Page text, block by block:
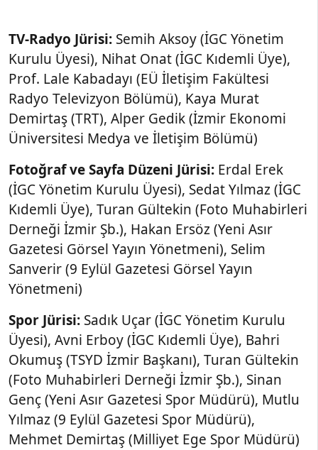
TV-Radyo Jürisi: Semih Aksoy (İGC Yönetim
Kurulu Üyesi), Nihat Onat (İGC Kıdemli Üye),
Prof. Lale Kabadayı (EÜ İletişim Fakültesi
Radyo Televizyon Bölümü), Kaya Murat
Demirtaş (TRT), Alper Gedik (İzmir Ekonomi
Üniversitesi Medya ve İletişim Bölümü)
Fotoğraf ve Sayfa Düzeni Jürisi: Erdal Erek
(İGC Yönetim Kurulu Üyesi), Sedat Yılmaz (İGC
Kıdemli Üye), Turan Gültekin (Foto Muhabirleri
Derneği İzmir Şb.), Hakan Ersöz (Yeni Asır
Gazetesi Görsel Yayın Yönetmeni), Selim
Sanverir (9 Eylül Gazetesi Görsel Yayın
Yönetmeni)
Spor Jürisi: Sadık Uçar (İGC Yönetim Kurulu
Üyesi), Avni Erboy (İGC Kıdemli Üye), Bahri
Okumuş (TSYD İzmir Başkanı), Turan Gültekin
(Foto Muhabirleri Derneği İzmir Şb.), Sinan
Genç (Yeni Asır Gazetesi Spor Müdürü), Mutlu
Yılmaz (9 Eylül Gazetesi Spor Müdürü),
Mehmet Demirtaş (Milliyet Ege Spor Müdürü)